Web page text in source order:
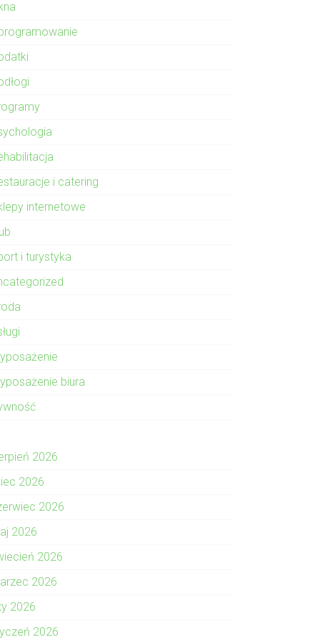
i catering
internetowe
i turystyka
biura
2026
2026
2026
2026
2026
2026
2026
2026